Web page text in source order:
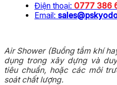
Điện thoại: 0777 386
Email:
Air Shower (Buồng tắm khí
dụng trong xây dựng và
tiêu chuẩn, hoặc các môi
soát chất lượng.